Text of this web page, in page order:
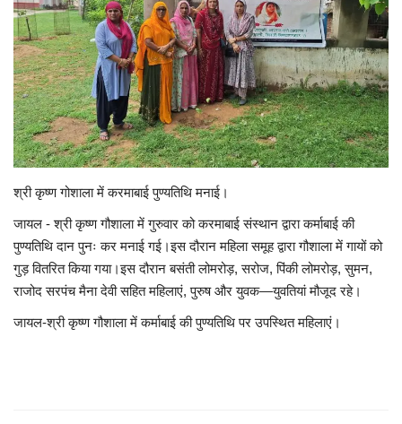
राजस्थान
ईपेपर
हमारे बारे में
संपर्क करें
बिज़नेस
राजनीति
श्री कृष्ण गोशाला में करमाबाई पुण्यतिथि मनाई।
जायल - श्री कृष्ण गौशाला में गुरुवार को करमाबाई संस्थान द्वारा कर्माबाई की
पुण्यतिथि दान पुनः कर मनाई गई।इस दौरान महिला समूह द्वारा गौशाला में गायों को
गुड़ वितरित किया गया।इस दौरान बसंती लोमरोड़, सरोज, पिंकी लोमरोड़, सुमन,
राजोद सरपंच मैना देवी सहित महिलाएं, पुरुष और युवक—युवतियां मौजूद रहे।
जायल-श्री कृष्ण गौशाला में कर्माबाई की पुण्यतिथि पर उपस्थित महिलाएं।